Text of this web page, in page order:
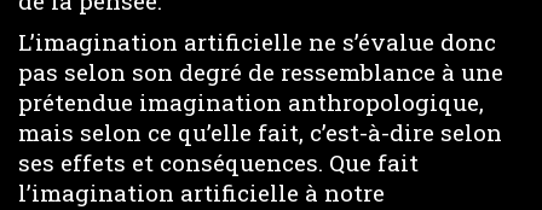
L’imagination artificielle ne s’évalue donc
pas selon son degré de ressemblance à une
prétendue imagination anthropologique,
mais selon ce qu’elle fait, c’est-à-dire selon
ses effets et conséquences. Que fait
l’imagination artificielle à notre